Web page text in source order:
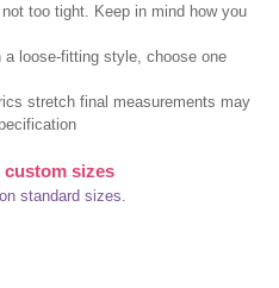
too tight. Keep in mind how you
a loose-fitting style, choose one
stretch final measurements may
sizes
standard sizes.